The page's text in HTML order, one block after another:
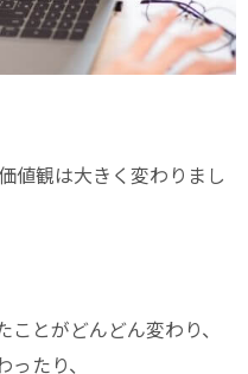
値観は大きく変わりまし
とがどんどん変わり、
たり、